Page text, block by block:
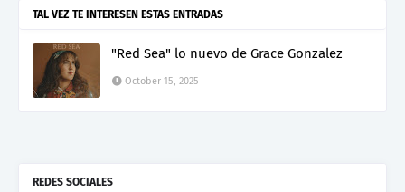
TAL VEZ TE INTERESEN ESTAS ENTRADAS
"Red Sea" lo nuevo de Grace Gonzalez
October 15, 2025
REDES SOCIALES